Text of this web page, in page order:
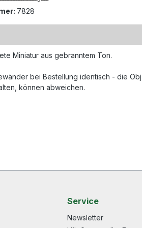
7828
Miniatur aus gebranntem Ton.
bei Bestellung identisch - die
können abweichen.
Service
Newsletter